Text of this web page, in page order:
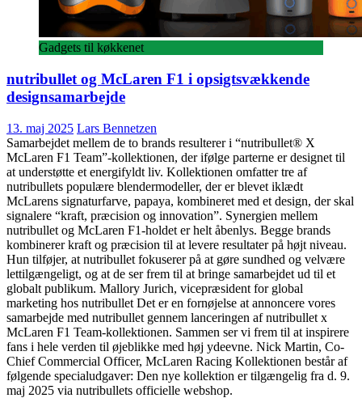
Gadgets til køkkenet
nutribullet og McLaren F1 i opsigtsvækkende
designsamarbejde
13. maj 2025 Lars Bennetzen
Samarbejdet mellem de to brands resulterer i “nutribullet® X
McLaren F1 Team”-kollektionen, der ifølge parterne er designet til
at understøtte et energifyldt liv. Kollektionen omfatter tre af
nutribullets populære blendermodeller, der er blevet iklædt
McLarens signaturfarve, papaya, kombineret med et design, der skal
signalere “kraft, præcision og innovation”. Synergien mellem
nutribullet og McLaren F1-holdet er helt åbenlys. Begge brands
kombinerer kraft og præcision til at levere resultater på højt niveau.
Hun tilføjer, at nutribullet fokuserer på at gøre sundhed og velvære
lettilgængeligt, og at de ser frem til at bringe samarbejdet ud til et
globalt publikum. Mallory Jurich, vicepræsident for global
marketing hos nutribullet Det er en fornøjelse at annoncere vores
samarbejde med nutribullet gennem lanceringen af nutribullet x
McLaren F1 Team-kollektionen. Sammen ser vi frem til at inspirere
fans i hele verden til øjeblikke med høj ydeevne. Nick Martin, Co-
Chief Commercial Officer, McLaren Racing Kollektionen består af
følgende specialudgaver: Den nye kollektion er tilgængelig fra d. 9.
maj 2025 via nutribullets officielle webshop.